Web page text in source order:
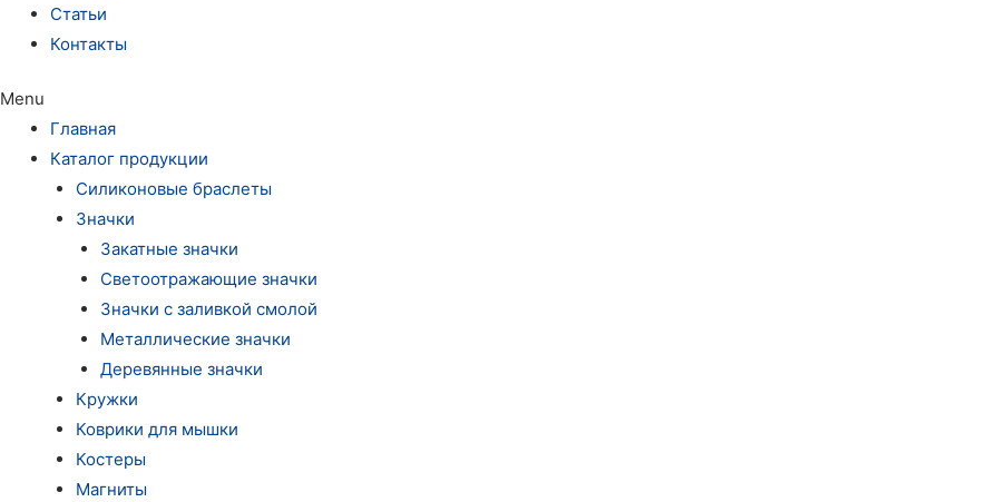
Статьи
Контакты
Menu
Главная
Каталог продукции
Силиконовые браслеты
Значки
Закатные значки
Светоотражающие значки
Значки с заливкой смолой
Металлические значки
Деревянные значки
Кружки
Коврики для мышки
Костеры
Магниты